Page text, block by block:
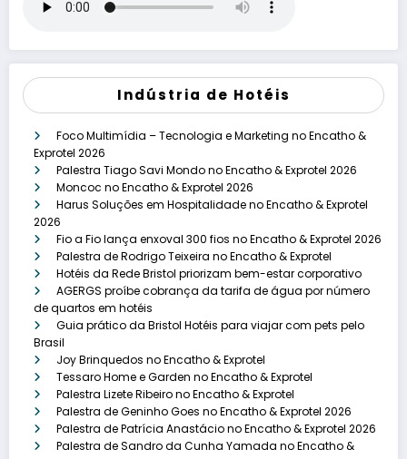
Indústria de Hotéis
Foco Multimídia – Tecnologia e Marketing no Encatho &
Exprotel 2026
Palestra Tiago Savi Mondo no Encatho & Exprotel 2026
Moncoc no Encatho & Exprotel 2026
Harus Soluções em Hospitalidade no Encatho & Exprotel
2026
Fio a Fio lança enxoval 300 fios no Encatho & Exprotel 2026
Palestra de Rodrigo Teixeira no Encatho & Exprotel
Hotéis da Rede Bristol priorizam bem-estar corporativo
AGERGS proíbe cobrança da tarifa de água por número
de quartos em hotéis
Guia prático da Bristol Hotéis para viajar com pets pelo
Brasil
Joy Brinquedos no Encatho & Exprotel
Tessaro Home e Garden no Encatho & Exprotel
Palestra Lizete Ribeiro no Encatho & Exprotel
Palestra de Geninho Goes no Encatho & Exprotel 2026
Palestra de Patrícia Anastácio no Encatho & Exprotel 2026
Palestra de Sandro da Cunha Yamada no Encatho &